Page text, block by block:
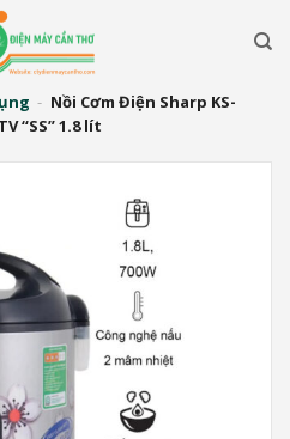
- Nồi Cơm Điện Sharp KS-
“SS” 1.8 lít